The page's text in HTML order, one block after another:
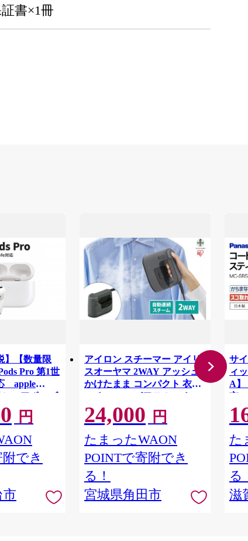
書×1冊
】【数量限
Pro 第1世
apple
エアポッズ
ス 仙台市 新
県
円
でき
市
アイロン スチーマー アイリ
スオーヤマ 2WAY アッシュ
かけたまま コンパクト 衣類
スチーマー パワフルスチー
ム 除菌 脱臭 衣類 Tシャツ Y
シャツ ジャケット ニット
2way おすすめ 人気 アイリス
IRS-02-HA 一人暮らし ひ
とり暮らし
24,000 円
たまったWAON
POINTで寄附でき
る！
宮城県角田市
サ
ィ
A】
市
ス
軽量
た
る
滋